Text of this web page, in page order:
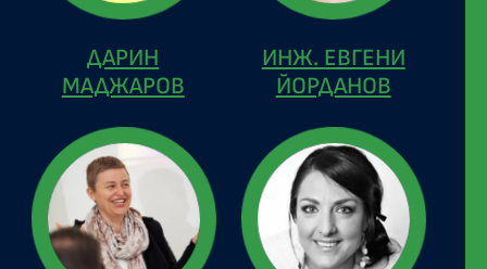
ДАРИН
МАДЖАРОВ
ИНЖ. ЕВГЕНИ
ЙОРДАНОВ